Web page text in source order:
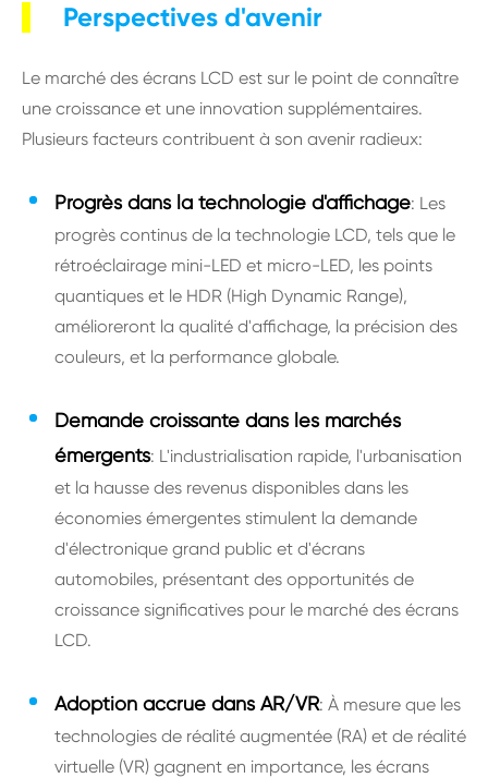
Perspectives d'avenir
Le marché des écrans LCD est sur le point de connaître
une croissance et une innovation supplémentaires.
Plusieurs facteurs contribuent à son avenir radieux:
Progrès dans la technologie d'affichage: Les
progrès continus de la technologie LCD, tels que le
rétroéclairage mini-LED et micro-LED, les points
quantiques et le HDR (High Dynamic Range),
amélioreront la qualité d'affichage, la précision des
couleurs, et la performance globale.
Demande croissante dans les marchés
émergents: L'industrialisation rapide, l'urbanisation
et la hausse des revenus disponibles dans les
économies émergentes stimulent la demande
d'électronique grand public et d'écrans
automobiles, présentant des opportunités de
croissance significatives pour le marché des écrans
LCD.
Adoption accrue dans AR/VR: À mesure que les
technologies de réalité augmentée (RA) et de réalité
virtuelle (VR) gagnent en importance, les écrans